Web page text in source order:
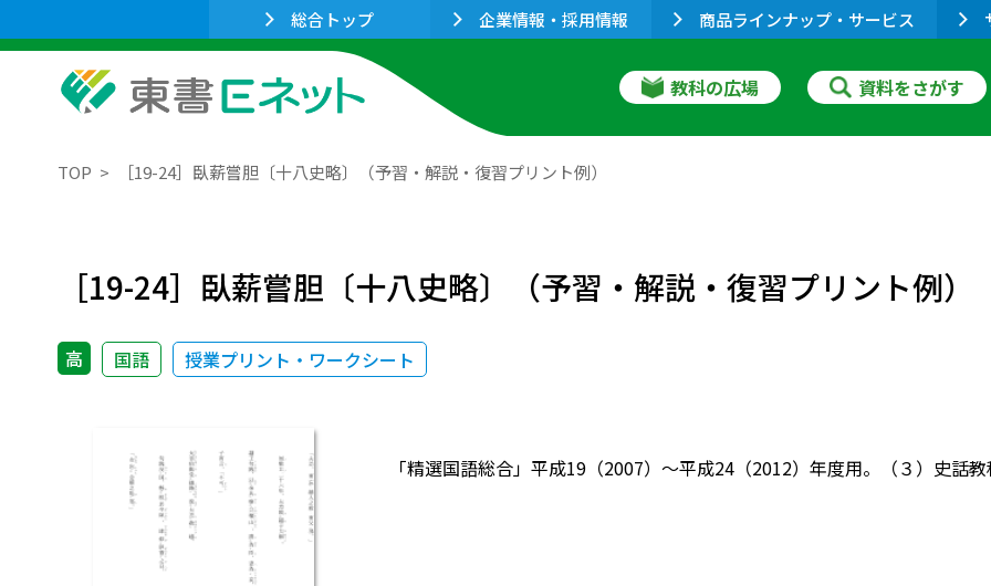
総合トップ 企業情報・採用情報 商品ラインナップ・サービス
教科の広場 資料をさがす
TOP ［19-24］臥薪嘗胆〔十八史略〕（予習・解説・復習プリント例）
［19-24］臥薪嘗胆〔十八史略〕（予習・解説・復習プリント例）
高 国語 授業プリント・ワークシート
「精選国語総合」平成19（2007）～平成24（2012）年度用。（３）史話教